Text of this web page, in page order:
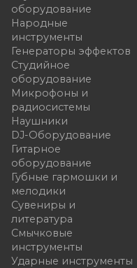
оборудование
Народные
инструменты
Генераторы эффектов
Студийное
оборудование
Микрофоны и
радиосистемы
Наушники
DJ-Оборудование
Гитарное
оборудование
Губные гармошки и
мелодики
Сувениры и
литература
Смычковые
инструменты
Ударные инструменты